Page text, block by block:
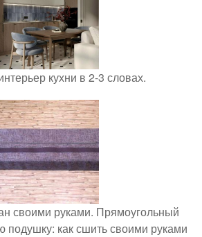
кухни в 2-3 словах.
своими руками. Прямоугольный
подушку: как сшить своими руками